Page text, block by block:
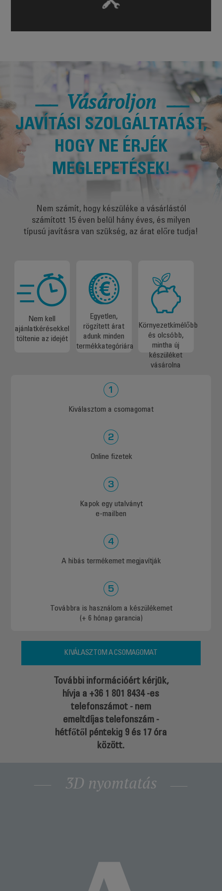
Vásároljon
JAVÍTÁSI SZOLGÁLTATÁST,
HOGY NE ÉRJÉK
MEGLEPETÉSEK!
Nem számít, hogy készüléke a vásárlástól
számított 15 éven belül hány éves, és milyen
típusú javításra van szükség, az árat előre tudja!
Nem kell
ajánlatkérésekkel
töltenie az idejét
Egyetlen,
rögzített árat
adunk minden
termékkategóriára
Környezetkímélőbb
és olcsóbb,
mintha új
készüléket
vásárolna
Kiválasztom a csomagomat
Online fizetek
Kapok egy utalványt
e-mailben
A hibás termékemet megjavítják
Továbbra is használom a készülékemet
(+ 6 hónap garancia)
KIVÁLASZTOM A CSOMAGOMAT
További információért kérjük,
hívja a +36 1 801 8434-es
telefonszámot - nem
emeltdíjas telefonszám -
hétfőtől péntekig 9 és 17 óra
között.
3D nyomtatás